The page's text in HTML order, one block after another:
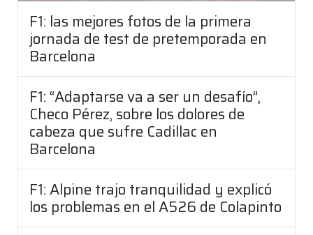
F1: las mejores fotos de la primera
jornada de test de pretemporada en
Barcelona
F1: “Adaptarse va a ser un desafío”,
Checo Pérez, sobre los dolores de
cabeza que sufre Cadillac en
Barcelona
F1: Alpine trajo tranquilidad y explicó
los problemas en el A526 de Colapinto